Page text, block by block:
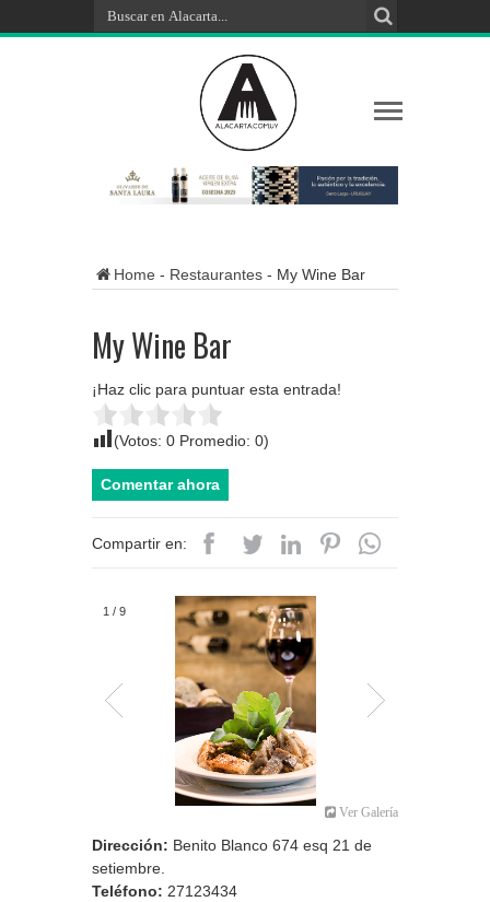
Home - Restaurantes - My Wine Bar
My Wine Bar
¡Haz clic para puntuar esta entrada!
(Votos: 0 Promedio: 0)
Comentar ahora
Compartir en:
2 / 9
Ver Galería
Dirección: Benito Blanco 674 esq 21 de
setiembre.
Teléfono: 27123434